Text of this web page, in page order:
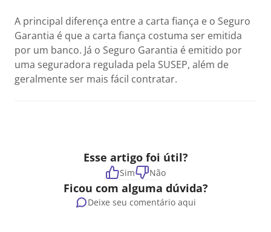
A principal diferença entre a carta fiança e o Seguro
Garantia é que a carta fiança costuma ser emitida
por um banco. Já o Seguro Garantia é emitido por
uma seguradora regulada pela SUSEP, além de
geralmente ser mais fácil contratar.
Esse artigo foi útil?
Sim Não
Ficou com alguma dúvida?
Deixe seu comentário aqui